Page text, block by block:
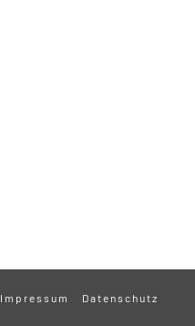
Impressum Datenschutz